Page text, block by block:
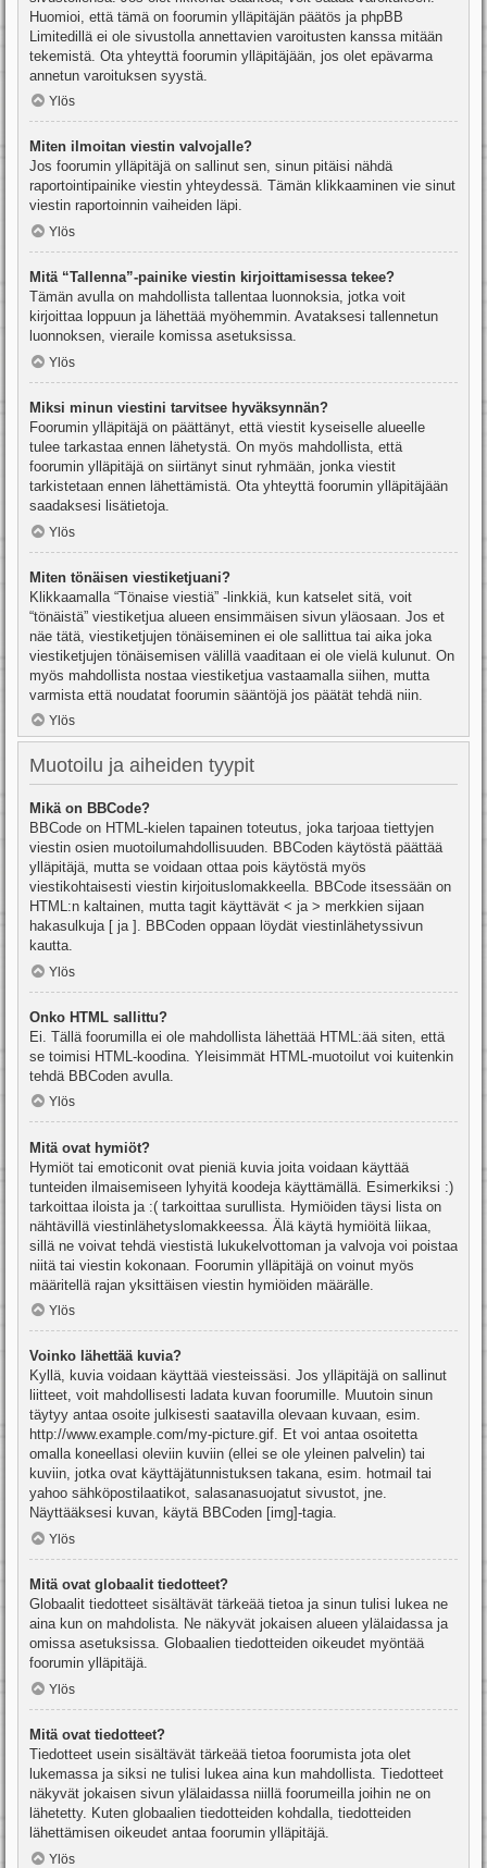
Huomioi, että tämä on foorumin ylläpitäjän päätös ja phpBB
Limitedillä ei ole sivustolla annettavien varoitusten kanssa mitään
tekemistä. Ota yhteyttä foorumin ylläpitäjään, jos olet epävarma
annetun varoituksen syystä.
Ylös
Miten ilmoitan viestin valvojalle?
Jos foorumin ylläpitäjä on sallinut sen, sinun pitäisi nähdä
raportointipainike viestin yhteydessä. Tämän klikkaaminen vie sinut
viestin raportoinnin vaiheiden läpi.
Ylös
Mitä “Tallenna”-painike viestin kirjoittamisessa tekee?
Tämän avulla on mahdollista tallentaa luonnoksia, jotka voit
kirjoittaa loppuun ja lähettää myöhemmin. Avataksesi tallennetun
luonnoksen, vieraile komissa asetuksissa.
Ylös
Miksi minun viestini tarvitsee hyväksynnän?
Foorumin ylläpitäjä on päättänyt, että viestit kyseiselle alueelle
tulee tarkastaa ennen lähetystä. On myös mahdollista, että
foorumin ylläpitäjä on siirtänyt sinut ryhmään, jonka viestit
tarkistetaan ennen lähettämistä. Ota yhteyttä foorumin ylläpitäjään
saadaksesi lisätietoja.
Ylös
Miten tönäisen viestiketjuani?
Klikkaamalla “Tönaise viestiä” -linkkiä, kun katselet sitä, voit
“tönäistä” viestiketjua alueen ensimmäisen sivun yläosaan. Jos et
näe tätä, viestiketjujen tönäiseminen ei ole sallittua tai aika joka
viestiketjujen tönäisemisen välillä vaaditaan ei ole vielä kulunut. On
myös mahdollista nostaa viestiketjua vastaamalla siihen, mutta
varmista että noudatat foorumin sääntöjä jos päätät tehdä niin.
Ylös
Muotoilu ja aiheiden tyypit
Mikä on BBCode?
BBCode on HTML-kielen tapainen toteutus, joka tarjoaa tiettyjen
viestin osien muotoilumahdollisuuden. BBCoden käytöstä päättää
ylläpitäjä, mutta se voidaan ottaa pois käytöstä myös
viestikohtaisesti viestin kirjoituslomakkeella. BBCode itsessään on
HTML:n kaltainen, mutta tagit käyttävät < ja > merkkien sijaan
hakasulkuja [ ja ]. BBCoden oppaan löydät viestinlähetyssivun
kautta.
Ylös
Onko HTML sallittu?
Ei. Tällä foorumilla ei ole mahdollista lähettää HTML:ää siten, että
se toimisi HTML-koodina. Yleisimmät HTML-muotoilut voi kuitenkin
tehdä BBCoden avulla.
Ylös
Mitä ovat hymiöt?
Hymiöt tai emoticonit ovat pieniä kuvia joita voidaan käyttää
tunteiden ilmaisemiseen lyhyitä koodeja käyttämällä. Esimerkiksi :)
tarkoittaa iloista ja :( tarkoittaa surullista. Hymiöiden täysi lista on
nähtävillä viestinlähetyslomakkeessa. Älä käytä hymiöitä liikaa,
sillä ne voivat tehdä viestistä lukukelvottoman ja valvoja voi poistaa
niitä tai viestin kokonaan. Foorumin ylläpitäjä on voinut myös
määritellä rajan yksittäisen viestin hymiöiden määrälle.
Ylös
Voinko lähettää kuvia?
Kyllä, kuvia voidaan käyttää viesteissäsi. Jos ylläpitäjä on sallinut
liitteet, voit mahdollisesti ladata kuvan foorumille. Muutoin sinun
täytyy antaa osoite julkisesti saatavilla olevaan kuvaan, esim.
http://www.example.com/my-picture.gif. Et voi antaa osoitetta
omalla koneellasi oleviin kuviin (ellei se ole yleinen palvelin) tai
kuviin, jotka ovat käyttäjätunnistuksen takana, esim. hotmail tai
yahoo sähköpostilaatikot, salasanasuojatut sivustot, jne.
Näyttääksesi kuvan, käytä BBCoden [img]-tagia.
Ylös
Mitä ovat globaalit tiedotteet?
Globaalit tiedotteet sisältävät tärkeää tietoa ja sinun tulisi lukea ne
aina kun on mahdolista. Ne näkyvät jokaisen alueen ylälaidassa ja
omissa asetuksissa. Globaalien tiedotteiden oikeudet myöntää
foorumin ylläpitäjä.
Ylös
Mitä ovat tiedotteet?
Tiedotteet usein sisältävät tärkeää tietoa foorumista jota olet
lukemassa ja siksi ne tulisi lukea aina kun mahdollista. Tiedotteet
näkyvät jokaisen sivun ylälaidassa niillä foorumeilla joihin ne on
lähetetty. Kuten globaalien tiedotteiden kohdalla, tiedotteiden
lähettämisen oikeudet antaa foorumin ylläpitäjä.
Ylös